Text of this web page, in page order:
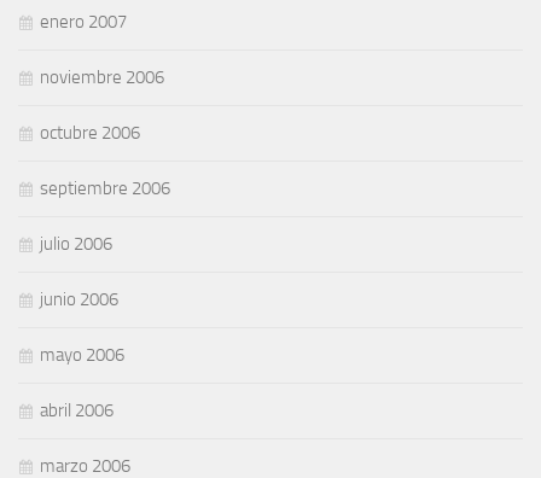
enero 2007
noviembre 2006
octubre 2006
septiembre 2006
julio 2006
junio 2006
mayo 2006
abril 2006
marzo 2006